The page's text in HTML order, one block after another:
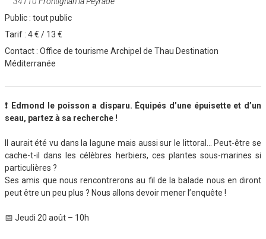
Public : tout public
Tarif : 4 € / 13 €
Contact : Office de tourisme Archipel de Thau Destination
Méditerranée
❗ Edmond le poisson a disparu. Équipés d’une épuisette et d’un
seau, partez à sa recherche !
Il aurait été vu dans la lagune mais aussi sur le littoral… Peut-être se
cache-t-il dans les célèbres herbiers, ces plantes sous-marines si
particulières ?
Ses amis que nous rencontrerons au fil de la balade nous en diront
peut être un peu plus ? Nous allons devoir mener l’enquête !
📅 Jeudi 20 août – 10h